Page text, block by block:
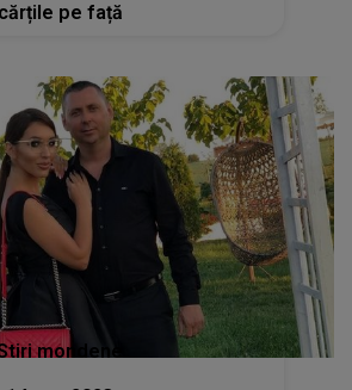
cărțile pe față
mondene